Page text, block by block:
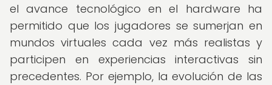
el avance tecnológico en el hardware ha
permitido que los jugadores se sumerjan en
mundos virtuales cada vez más realistas y
participen en experiencias interactivas sin
precedentes. Por ejemplo, la evolución de las